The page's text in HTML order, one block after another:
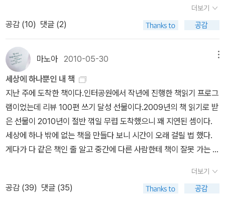
꾸로 글을 써서 책 속 주인공처럼 힘든 일을 만났을 때 주문처럼 외워
보자고 선생님의 아이디어를 훔쳐 와 본다. 이번 만남도 워거즐튼
무아였다. (아무튼 즐거워)
테 말한다. '선생님이 이 세상에 계셔서 정말 기뻐요. 저는 선생님을
열번째 생일 다음 날 처음 만났어요. 선생님을 만나지 못했다면 저는
아주 재미없고 쓸쓸한 어린 시절을 보냈을 거예요. 저는 선생님께 편
지를 쓰려고 스웨덴 말을 배웠어요. 선생님은 백 권이 넘는 어린이 책
을 쓰셨다는데 한국말로 된 책은 많지 않아요. 저는 앞으로 스웨덴 말
을 더 열심히 공부해서 '옮긴이'가 될 거예요. 선생님 책을 하나도 빼
지 않고 몽땅 한국말로 옮기는 게 제 꿈이에요. 그렇게 재미있는 책을
스웨덴 애들만 읽으면 되겠어요?' 린드그렌 선생님은 내 손을 꼭 잡아
주신다. '내 책을 모두 한국말로 옮겨 준다니 기쁘구나.'린드그렌 선생
님이 활짝 웃는다. '선생님, 제가 삐삐 이름 외워 볼까요? 삐삐로타 델
리카테사 윈도셰이드 멕크렐민트 에프레임즈 도우터 롱스타킹.' '어
쩜, 한 자도 안 틀리는구나.'린드그렌 선생님이 내 머리를 쓰다듬어 주
지으셨죠? 자그마치 서른한 자예요,.' '어떻게 알아니? 너는 정말 삐
단한 작품이었다 기억해요. 리뷰를 안 썼으니 다시 봐야겠어요.<우리
집에 온 마고할미>는 도서관에서 빌려봤고,<우리동네 미자씨>는 독
뜻한 이야기였어요. 세상엔 돈많고 잘난 사람이 많지만, 그들에겐 인
간적인 감동을 받지는 못하지요. 그러나가진 것 없는 미자씨 같은 사
람에겐 뭉클한 인간미를 느낄 수 있답니다.지금 외로운 당신, 미자씨
랑친구 하실래요?작가를 만나러 가기 전에 <멀쩡한 이유정>과 <마
지막 이벤트>는 보기 어려울 듯...
유정이와 같은 문제로 헤매고 있는 선생님을 만나는 장면은 압권.마
음을 뭉클하게 하는 다섯 편의 이야기가 실려 있다. <할아버지 숙제>
에서는 폭소를, <그냥>에는 아이들의 마음이 참 잘 표현되어 있구나
새삼 감탄을, <새우가 없는 마을>과 <눈>에는 경제적인 결핍, 엄마
아빠의 결핍 등은 아이에게 무엇인지, 잘 나타나 있었다. 자신의 어릴
때의 경험을 제3의 스토리로 잘 풀어내는 작가인 것 같다.<내 남자
친구를 소개할께요> 박 성철아이가 빌려온 책인데 대신 반납해주러
가는 길에 버스에서 읽었다.말하는 중에도 요즘 들어 남자 친구, 여자
친구에 관한 얘기를 종종 한다 싶었는데 빌린 책 제목도 보니 확실히
그런가보다. 공지희 작 <영모가 사라졌다>를 그린 오동 화가의 그림.
아이들이 그린 것 같은 삐죽삐죽 필치가 특징이다. 현직 초등학교 교
사인 저자는 동화 외에도 어린이들을 대상으로 한 책들을 많이 썼다.
4학년이라는 연령대, 배경, 심리, 글의 전개 등 참고할 만 한 것들이
더보기
공감 (10) 댓글 (2)
마노아2010-05-30
세상에 하나뿐인 내 책
지난 주에 도착한 책이다.인터공원에서 작년에 진행한 책읽기 프로그
램이었는데 리뷰 100편 쓰기 달성 선물이다.2009년의 책 읽기로 받
은 선물이 2010년이 절반 꺾일 무렵 도착했으니 꽤 지연된 셈이다.
세상에 하나 밖에 없는 책을 만들다 보니 시간이 오래 걸릴 법 했다.
게다가 다 같은 책인 줄 알고 중간에 다른 사람한테 책이 잘못 가는 배
한테는 다른 책 없이 바로 도착했다.^^내 이름 박힌 책을 보니 기분이
참 좋았다. 하핫, 쑥스럽고 부끄럽고 으쓱했달까. 그러니 서점 가판대
더보기
공감 (39) 댓글 (35)